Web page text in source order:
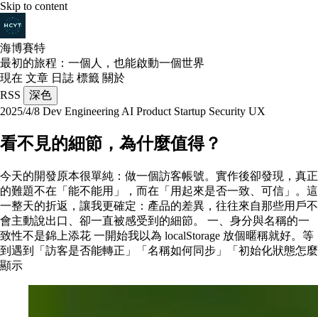
Skip to content
海博賽特
最初的旅程：一個人，也能啟動一個世界
現在 文章 日誌 標籤 關於
RSS
深色
2025/4/8 Dev Engineering AI Product Startup Security UX
看不見的細節，為什麼值得？
今天的開發原本很單純：做一個訪客帳號。實作後卻發現，真正
的難題不在「能不能用」，而在「用起來是否一致、可信」。這
一整天的折返，讓我更確定：產品的差異，往往來自那些用戶不
會主動說出口、卻一直被感受到的細節。 一、身分與名稱的一
致性不是錦上添花 一開始我以為 localStorage 放個暱稱就好。等
到遇到「訪客是否能轉正」「名稱如何同步」「初始化狀態怎麼
顯示